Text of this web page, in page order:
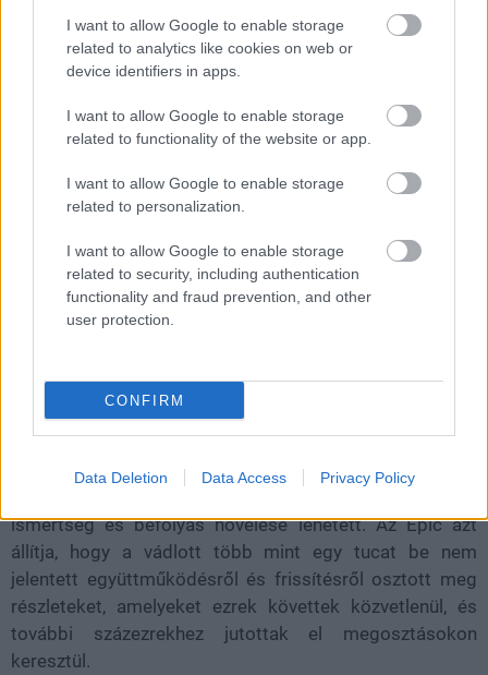
I want to allow Google to enable storage
related to analytics like cookies on web or
device identifiers in apps.
I want to allow Google to enable storage
related to functionality of the website or app.
I want to allow Google to enable storage
related to personalization.
I want to allow Google to enable storage
related to security, including authentication
functionality and fraud prevention, and other
user protection.
CONFIRM
Data Deletion Data Access Privacy Policy
nem publikus adatokat X-en és Discordon. A játékkiadók
általában sem nézik jó szemmel a szivárogtatásokat, de
a helyzet itt súlyosabb, mert a vádak szerint az érintett
Epic állítása alapján az általa közzétett információk nem
voltak elérhetők nyilvános adatbányászással vagy más
legális módszerekkel, kizárólag a munkájából fakadó
hozzáférés révén juthatott hozzájuk.
Az AdiraFN-fiókok azóta törlésre kerültek, de a korábbi
bejegyzések széles körben terjedtek. A kiszivárogtatott
tartalmak között több, hivatalosan még be nem jelentett
együttműködés is szerepelt, köztük állítólagos
Trónok harca, a Kingdom Hearts vagy a South Park. A
Fortnite az elmúlt években számos popkulturális
együttműködéssel bővült, így ezek a pletykák komoly
figyelmet kaptak a közösségben. A kereset szerint a
ismertség és befolyás növelése lehetett. Az Epic azt
állítja, hogy a vádlott több mint egy tucat be nem
jelentett együttműködésről és frissítésről osztott meg
részleteket, amelyeket ezrek követtek közvetlenül, és
további százezrekhez jutottak el megosztásokon
keresztül.